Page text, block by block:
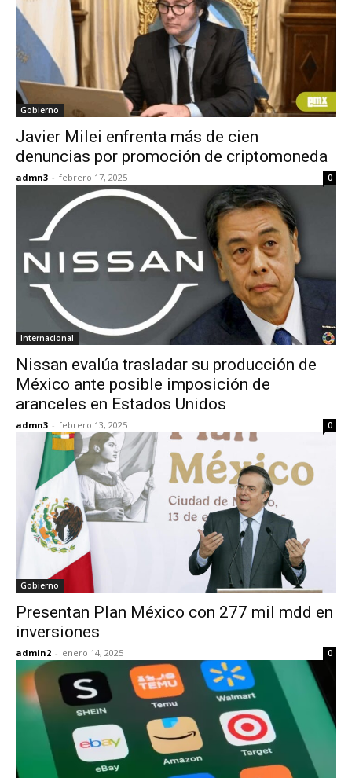
Gobierno
Javier Milei enfrenta más de cien
denuncias por promoción de criptomoneda
admn3 - febrero 17, 2025 0
Internacional
Nissan evalúa trasladar su producción de
México ante posible imposición de
aranceles en Estados Unidos
admn3 - febrero 13, 2025 0
Gobierno
Presentan Plan México con 277 mil mdd en
inversiones
admin2 - enero 14, 2025 0